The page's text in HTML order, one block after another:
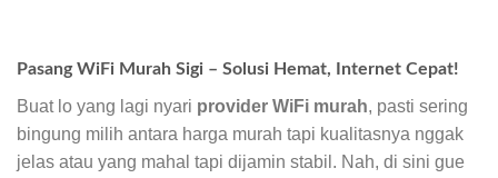
Pasang WiFi Murah Sigi – Solusi Hemat, Internet Cepat!
Buat lo yang lagi nyari provider WiFi murah, pasti sering
bingung milih antara harga murah tapi kualitasnya nggak
jelas atau yang mahal tapi dijamin stabil. Nah, di sini gue